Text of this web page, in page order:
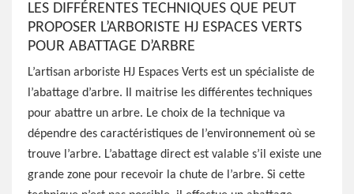
LES DIFFÉRENTES TECHNIQUES QUE PEUT
PROPOSER L’ARBORISTE HJ ESPACES VERTS
POUR ABATTAGE D’ARBRE
L’artisan arboriste HJ Espaces Verts est un spécialiste de
l’abattage d’arbre. Il maitrise les différentes techniques
pour abattre un arbre. Le choix de la technique va
dépendre des caractéristiques de l’environnement où se
trouve l’arbre. L’abattage direct est valable s’il existe une
grande zone pour recevoir la chute de l’arbre. Si cette